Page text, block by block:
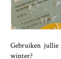
Gebruiken jullie
winter?